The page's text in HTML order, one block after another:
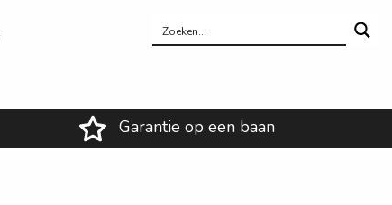
Garantie op een baan